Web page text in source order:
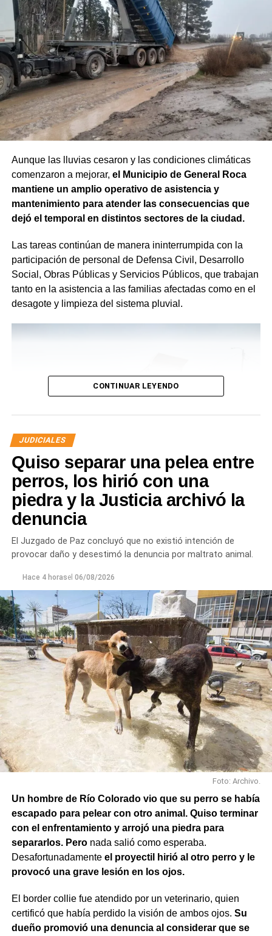
Aunque las lluvias cesaron y las condiciones climáticas
comenzaron a mejorar, el Municipio de General Roca
mantiene un amplio operativo de asistencia y
mantenimiento para atender las consecuencias que
dejó el temporal en distintos sectores de la ciudad.
Las tareas continúan de manera ininterrumpida con la
participación de personal de Defensa Civil, Desarrollo
Social, Obras Públicas y Servicios Públicos, que trabajan
tanto en la asistencia a las familias afectadas como en el
desagote y limpieza del sistema pluvial.
Desde Defensa Civil y Desarrollo Social se brindó
Noroeste, Quinta 25, Carlos Soria y Chacramonte,
donde se entregaron nylon, frazadas, colchones, leña
y alimentos.
En paralelo, las cuadrillas municipales realizaron la
limpieza de alcantarillas y sumideros en distintos
sectores de la ciudad, entre ellos Jujuy y Güemes;
Güemes entre Dr. Maradona y República del Líbano;
Carlos Gardel y Rochdale; Rochdale y Australia;
Rochdale y Jujuy; Yrigoyen y Mendoza; Yrigoyen y
Avenida Roca; y Chula Vista, casi San Juan.
También se efectuaron trabajos en Los Fresnos y Vintter;
Avenida Viterbori y Lago Mascardi; Avenida Roca y
CONTINUAR LEYENDO
JUDICIALES
Quiso separar una pelea entre
perros, los hirió con una
piedra y la Justicia archivó la
denuncia
El Juzgado de Paz concluyó que no existió intención de
provocar daño y desestimó la denuncia por maltrato animal.
Hace 4 horasel 06/08/2026
Foto: Archivo.
Un hombre de Río Colorado vio que su perro se había
escapado para pelear con otro animal. Quiso terminar
con el enfrentamiento y arrojó una piedra para
separarlos. Peronada salió como esperaba.
Desafortunadamente el proyectil hirió al otro perro y le
provocó una grave lesión en los ojos.
El border collie fue atendido por un veterinario, quien
certificó que había perdido la visión de ambos ojos. Su
dueño promovió una denuncia al considerar que se